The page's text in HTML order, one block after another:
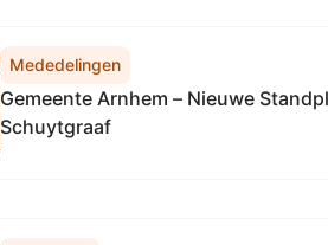
Mededelingen
Gemeente Arnhem – Nieuwe
Schuytgraaf